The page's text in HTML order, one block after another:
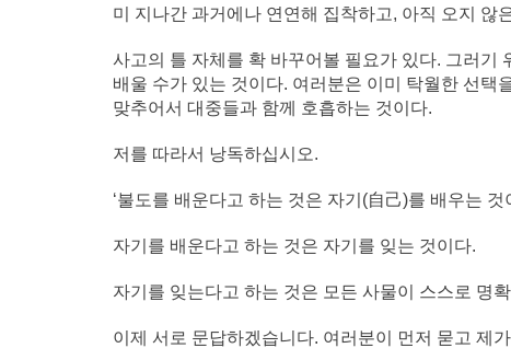
미 지나간 과거에나 연연해 집착하고, 아직 오지 않
사고의 틀 자체를 확 바꾸어볼 필요가 있다. 그러기
배울 수가 있는 것이다. 여러분은 이미 탁월한 선택
맞추어서 대중들과 함께 호흡하는 것이다.
저를 따라서 낭독하십시오.
‘불도를 배운다고 하는 것은 자기(自己)를 배우는 것
자기를 배운다고 하는 것은 자기를 잊는 것이다.
자기를 잊는다고 하는 것은 모든 사물이 스스로 명
이제 서로 문답하겠습니다. 여러분이 먼저 묻고 제